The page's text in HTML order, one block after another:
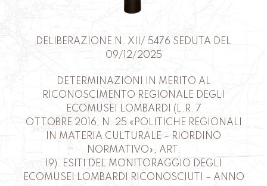
DELIBERAZIONE N. XII/ 5476 SEDUTA DEL
09/12/2025
DETERMINAZIONI IN MERITO AL
RICONOSCIMENTO REGIONALE DEGLI
ECOMUSEI LOMBARDI (L.R. 7
OTTOBRE 2016, N. 25 «POLITICHE REGIONALI
IN MATERIA CULTURALE – RIORDINO
NORMATIVO», ART.
19). ESITI DEL MONITORAGGIO DEGLI
ECOMUSEI LOMBARDI RICONOSCIUTI – ANNO